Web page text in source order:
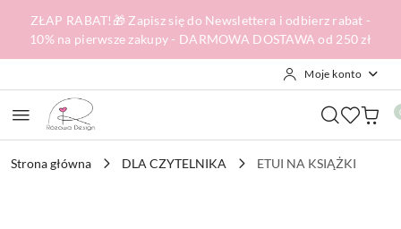
Przejdź do treści głównej
Przejdź do wyszukiwarki
Przejdź do moje konto
Przejdź do menu głównego
Przejdź do opisu produktu
Przejdź do stopki
ZŁAP RABAT!🎁 Zapisz się do Newslettera i odbierz rabat -
10% na pierwsze zakupy - DARMOWA DOSTAWA od 250 zł
Moje konto
Strona główna DLA CZYTELNIKA ETUI NA KSIĄŻKI